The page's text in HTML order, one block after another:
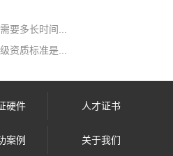
要多长时间...
资质标准是...
硬件 人才证书
案例 关于我们